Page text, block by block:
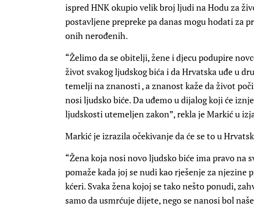
ispred HNK okupio velik broj ljudi na Hodu za
postavljene prepreke pa danas mogu hodati za
onih nerođenih.
“Želimo da se obitelji, žene i djecu podupire
život svakog ljudskog bića i da Hrvatska uđe u
temelji na znanosti , a znanost kaže da život
nosi ljudsko biće. Da uđemo u dijalog koji će
ljudskosti utemeljen zakon”, rekla je Markić u
Markić je izrazila očekivanje da će se to u
“Žena koja nosi novo ljudsko biće ima pravo na
pomaže kada joj se nudi kao rješenje za
kćeri. Svaka žena kojoj se tako nešto ponudi,
samo da usmrćuje dijete, nego se nanosi bol